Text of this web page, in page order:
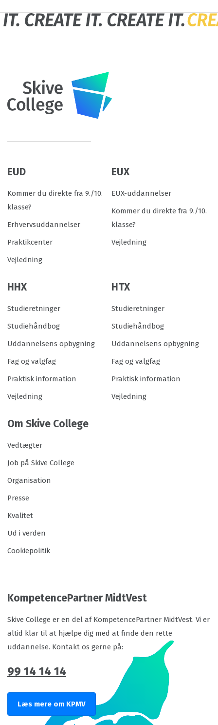
EUD
Kommer du direkte fra 9./10.
klasse?
Erhvervsuddannelser
Praktikcenter
Vejledning
EUX
EUX-uddannelser
Kommer du direkte fra 9./10.
klasse?
Vejledning
HHX
Studieretninger
Studiehåndbog
Uddannelsens opbygning
Fag og valgfag
Praktisk information
Vejledning
HTX
Studieretninger
Studiehåndbog
Uddannelsens opbygning
Fag og valgfag
Praktisk information
Vejledning
Om Skive College
Vedtægter
Job på Skive College
Organisation
Presse
Kvalitet
Ud i verden
Cookiepolitik
KompetencePartner MidtVest
Skive College er en del af KompetencePartner MidtVest. Vi er
altid klar til at hjælpe dig med at finde den rette
uddannelse. Kontakt os gerne på:
99 14 14 14
Læs mere om KPMV